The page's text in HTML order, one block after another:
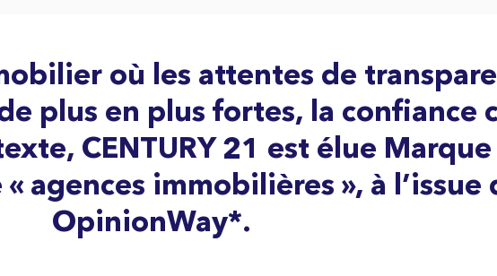
où les attentes de
plus en plus fortes, la confiance
CENTURY 21 est élue Marque
« agences immobilières », à
OpinionWay*.